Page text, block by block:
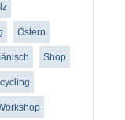
Ostern
Shop